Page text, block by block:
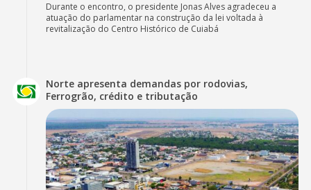
Durante o encontro, o presidente Jonas Alves agradeceu a
atuação do parlamentar na construção da lei voltada à
revitalização do Centro Histórico de Cuiabá
Norte apresenta demandas por rodovias,
Ferrogrão, crédito e tributação